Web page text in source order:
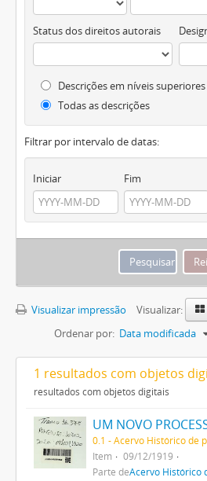
Status dos direitos autorais
Descrições em níveis superiores
Todas as descrições
Filtrar por intervalo de datas:
Iniciar Fim
Visualizar impressão
Visualizar:
Ordenar por: Data modificada
1 resultados com objetos
resultados com objetos digitais
0.1 - Acervo Histórico de
Item
09/12/1919
Parte deAcervo Histórico